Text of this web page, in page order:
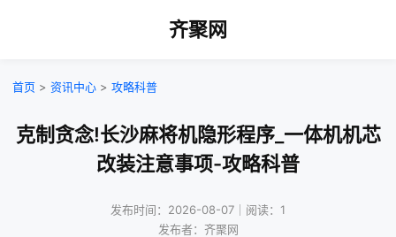
齐聚网
首页 > 资讯中心 > 攻略科普
克制贪念!长沙麻将机隐形程序_一体机机芯
改装注意事项-攻略科普
发布时间：2026-08-07｜阅读：1
发布者：齐聚网